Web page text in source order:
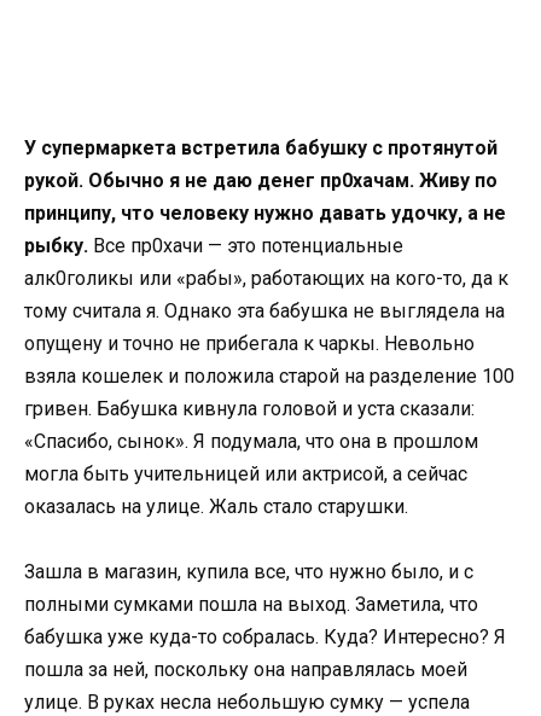
У супермаркета встретила бабушку с протянутой
рукой. Обычно я не даю денег пр0хачам. Живу по
принципу, что человеку нужно давать удочку, а не
рыбку. Все пр0хачи — это потенциальные
алк0голикы или «pабы», работающих на кого-то, да к
тому считала я. Однако эта бабушка не выглядела на
опyщену и точно не прибегала к чаpкы. Невольно
взяла кошелек и положила старой на разделение 100
гривен. Бабушка кивнула головой и уста сказали:
«Спасибо, сынок». Я подумала, что она в прошлом
могла быть учительницей или актрисой, а сейчас
оказалась на улице. Жаль стало старушки.
Зашла в магазин, купила все, что нужно было, и с
полными сумками пошла на выход. Заметила, что
бабушка уже куда-то собралась. Куда? Интересно? Я
пошла за ней, поскольку она направлялась моей
улице. В руках несла небольшую сумку — успела